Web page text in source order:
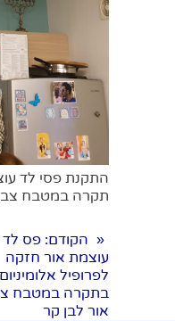
התקנת פסי לד
תקרה במטבח
« הקודם: פס לד
עוצמת אור חזקה
לפרופיל אלומיניום
בתקרה במטבח
אור לבן קר